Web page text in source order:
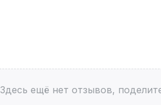
Здесь ещё нет отзывов,